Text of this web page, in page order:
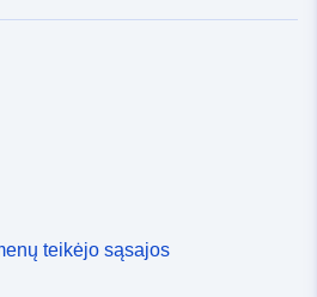
teikėjo sąsajos